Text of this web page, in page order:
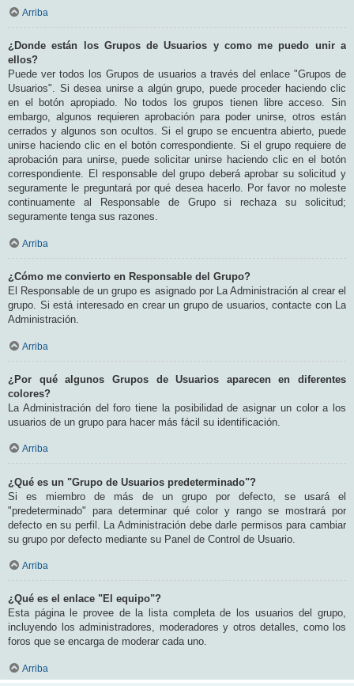
Arriba
¿Donde están los Grupos de Usuarios y como me puedo unir a
ellos?
Puede ver todos los Grupos de usuarios a través del enlace "Grupos de
Usuarios". Si desea unirse a algún grupo, puede proceder haciendo clic
en el botón apropiado. No todos los grupos tienen libre acceso. Sin
embargo, algunos requieren aprobación para poder unirse, otros están
cerrados y algunos son ocultos. Si el grupo se encuentra abierto, puede
unirse haciendo clic en el botón correspondiente. Si el grupo requiere de
aprobación para unirse, puede solicitar unirse haciendo clic en el botón
correspondiente. El responsable del grupo deberá aprobar su solicitud y
seguramente le preguntará por qué desea hacerlo. Por favor no moleste
continuamente al Responsable de Grupo si rechaza su solicitud;
seguramente tenga sus razones.
Arriba
¿Cómo me convierto en Responsable del Grupo?
El Responsable de un grupo es asignado por La Administración al crear el
grupo. Si está interesado en crear un grupo de usuarios, contacte con La
Administración.
Arriba
¿Por qué algunos Grupos de Usuarios aparecen en diferentes
colores?
La Administración del foro tiene la posibilidad de asignar un color a los
usuarios de un grupo para hacer más fácil su identificación.
Arriba
¿Qué es un "Grupo de Usuarios predeterminado"?
Si es miembro de más de un grupo por defecto, se usará el
"predeterminado" para determinar qué color y rango se mostrará por
defecto en su perfil. La Administración debe darle permisos para cambiar
su grupo por defecto mediante su Panel de Control de Usuario.
Arriba
¿Qué es el enlace "El equipo"?
Esta página le provee de la lista completa de los usuarios del grupo,
incluyendo los administradores, moderadores y otros detalles, como los
foros que se encarga de moderar cada uno.
Arriba